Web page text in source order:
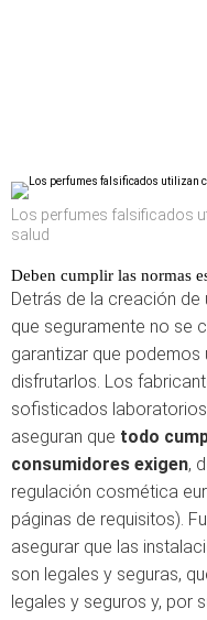
Los perfumes falsificados
salud
Deben cumplir las normas
Detrás de la creación
que seguramente no se
garantizar que podemos
disfrutarlos. Los
sofisticados
aseguran que todo
consumidores exigen,
regulación cosmética
páginas de requisitos).
asegurar que las
son legales y seguras,
legales y seguros y, por